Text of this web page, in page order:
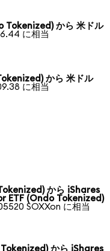
Tokenized) から 米ドル
に相当
から 米ドル
に相当
から iShares
ETF (Ondo Tokenized)
SOXXon に相当
から iShares